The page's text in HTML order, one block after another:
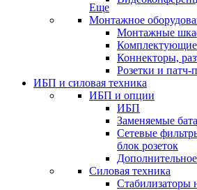
Еще
Монтажное
Монтажные
Комплектующие
Коннекторы,
Розетки и патч-
ИБП и силовая техника
ИБП и опции
ИБП
Заменяемые
Сетевые
блок розеток
Силовая техника
Стабилизаторы